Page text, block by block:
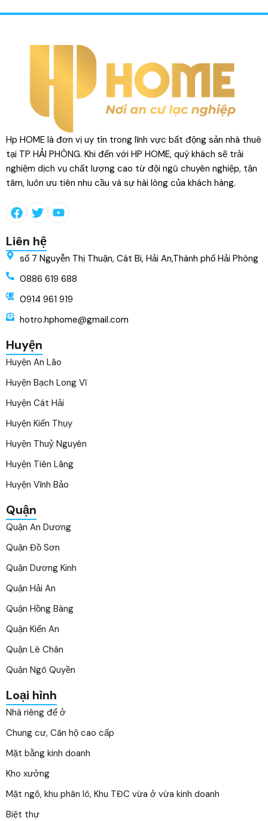
Hp HOME là đơn vị uy tín trong lĩnh vực bất động sản nhà thuê
tại TP HẢI PHÒNG. Khi đến với HP HOME, quý khách sẽ trải
nghiệm dịch vụ chất lượng cao từ đội ngũ chuyên nghiệp, tận
tâm, luôn ưu tiên nhu cầu và sự hài lòng của khách hàng.
Liên hệ
số 7 Nguyễn Thị Thuận, Cát Bi, Hải An,Thành phố Hải Phòng
0886 619 688
0914 961 919
hotro.hphome@gmail.com
Huyện
Huyện An Lão
Huyện Bạch Long Vĩ
Huyện Cát Hải
Huyện Kiến Thụy
Huyện Thuỷ Nguyên
Huyện Tiên Lãng
Huyện Vĩnh Bảo
Quận
Quận An Dương
Quận Đồ Sơn
Quận Dương Kinh
Quận Hải An
Quận Hồng Bàng
Quận Kiến An
Quận Lê Chân
Quận Ngô Quyền
Loại hình
Nhà riêng để ở
Chung cư, Căn hộ cao cấp
Mặt bằng kinh doanh
Kho xưởng
Mặt ngõ, khu phân lô, Khu TĐC vừa ở vừa kinh doanh
Biệt thự